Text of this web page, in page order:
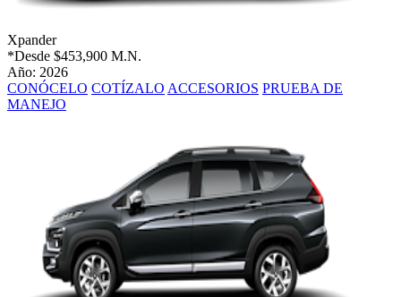
Xpander
*Desde $453,900 M.N.
Año: 2026
CONÓCELO COTÍZALO ACCESORIOS PRUEBA DE
MANEJO